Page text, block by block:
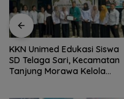
Siswa
Mahasiswa
Sumut Tutup
Judi “Las Vegas”